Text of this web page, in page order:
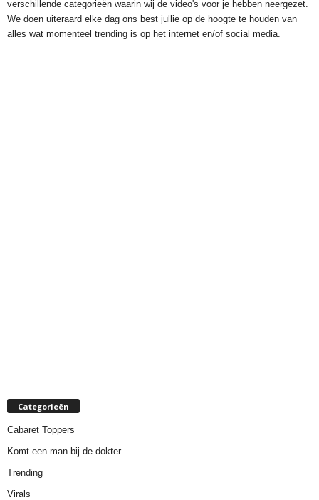
verschillende categorieën waarin wij de video's voor je hebben neergezet.
We doen uiteraard elke dag ons best jullie op de hoogte te houden van
alles wat momenteel trending is op het internet en/of social media.
Categorieën
Cabaret Toppers
Komt een man bij de dokter
Trending
Virals